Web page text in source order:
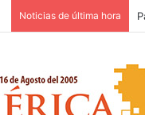
Noticias de última hora